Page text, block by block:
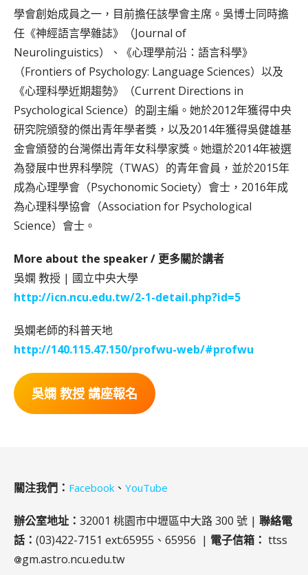
學會創始成員之一，目前擔任該學會主席。吳博士同時擔
任《神經語言學雜誌》（Journal of
Neurolinguistics）、《心理學前沿：語言科學》
（Frontiers of Psychology: Language Sciences）以及
《心理科學近期趨勢》（Current Directions in
Psychological Science）的副主編。她於2012年獲得中央
研究院頒發的傑出青年學者獎，以及2014年獲得吳健雄基
金會頒發的台灣傑出青年女科學家獎。她還於2014年被選
為發展中世界科學院（TWAS）的青年會員，並於2015年
成為心理學會（Psychonomic Society）會士，2016年成
為心理科學協會（Association for Psychological
Science）會士。
More about the speaker / 更多關於講者
吳嫻 教授 | 國立中央大學
http://icn.ncu.edu.tw/2-1-detail.php?id=5
吳嫻老師的科普天地
http://140.115.47.150/profwu-web/#profwu
吳嫻 教授 講座報名
關注我們： Facebook 、 YouTube
辦公室地址： 32001 桃園市中壢區中大路 300 號 | 聯絡電
話： (03)422-7151 ext:65955、65956 | 電子信箱： ttss
gm.astro.ncu.edu.tw